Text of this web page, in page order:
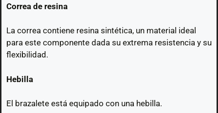
Correa de resina
La correa contiene resina sintética, un material ideal
para este componente dada su extrema resistencia y su
flexibilidad.
Hebilla
El brazalete está equipado con una hebilla.